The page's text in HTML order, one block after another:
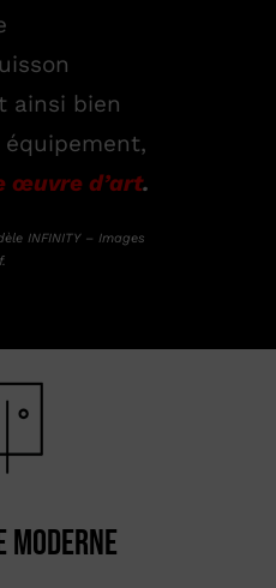
ainsi bien
équipement,
œuvre d’art.
INFINITY – Images
moderne